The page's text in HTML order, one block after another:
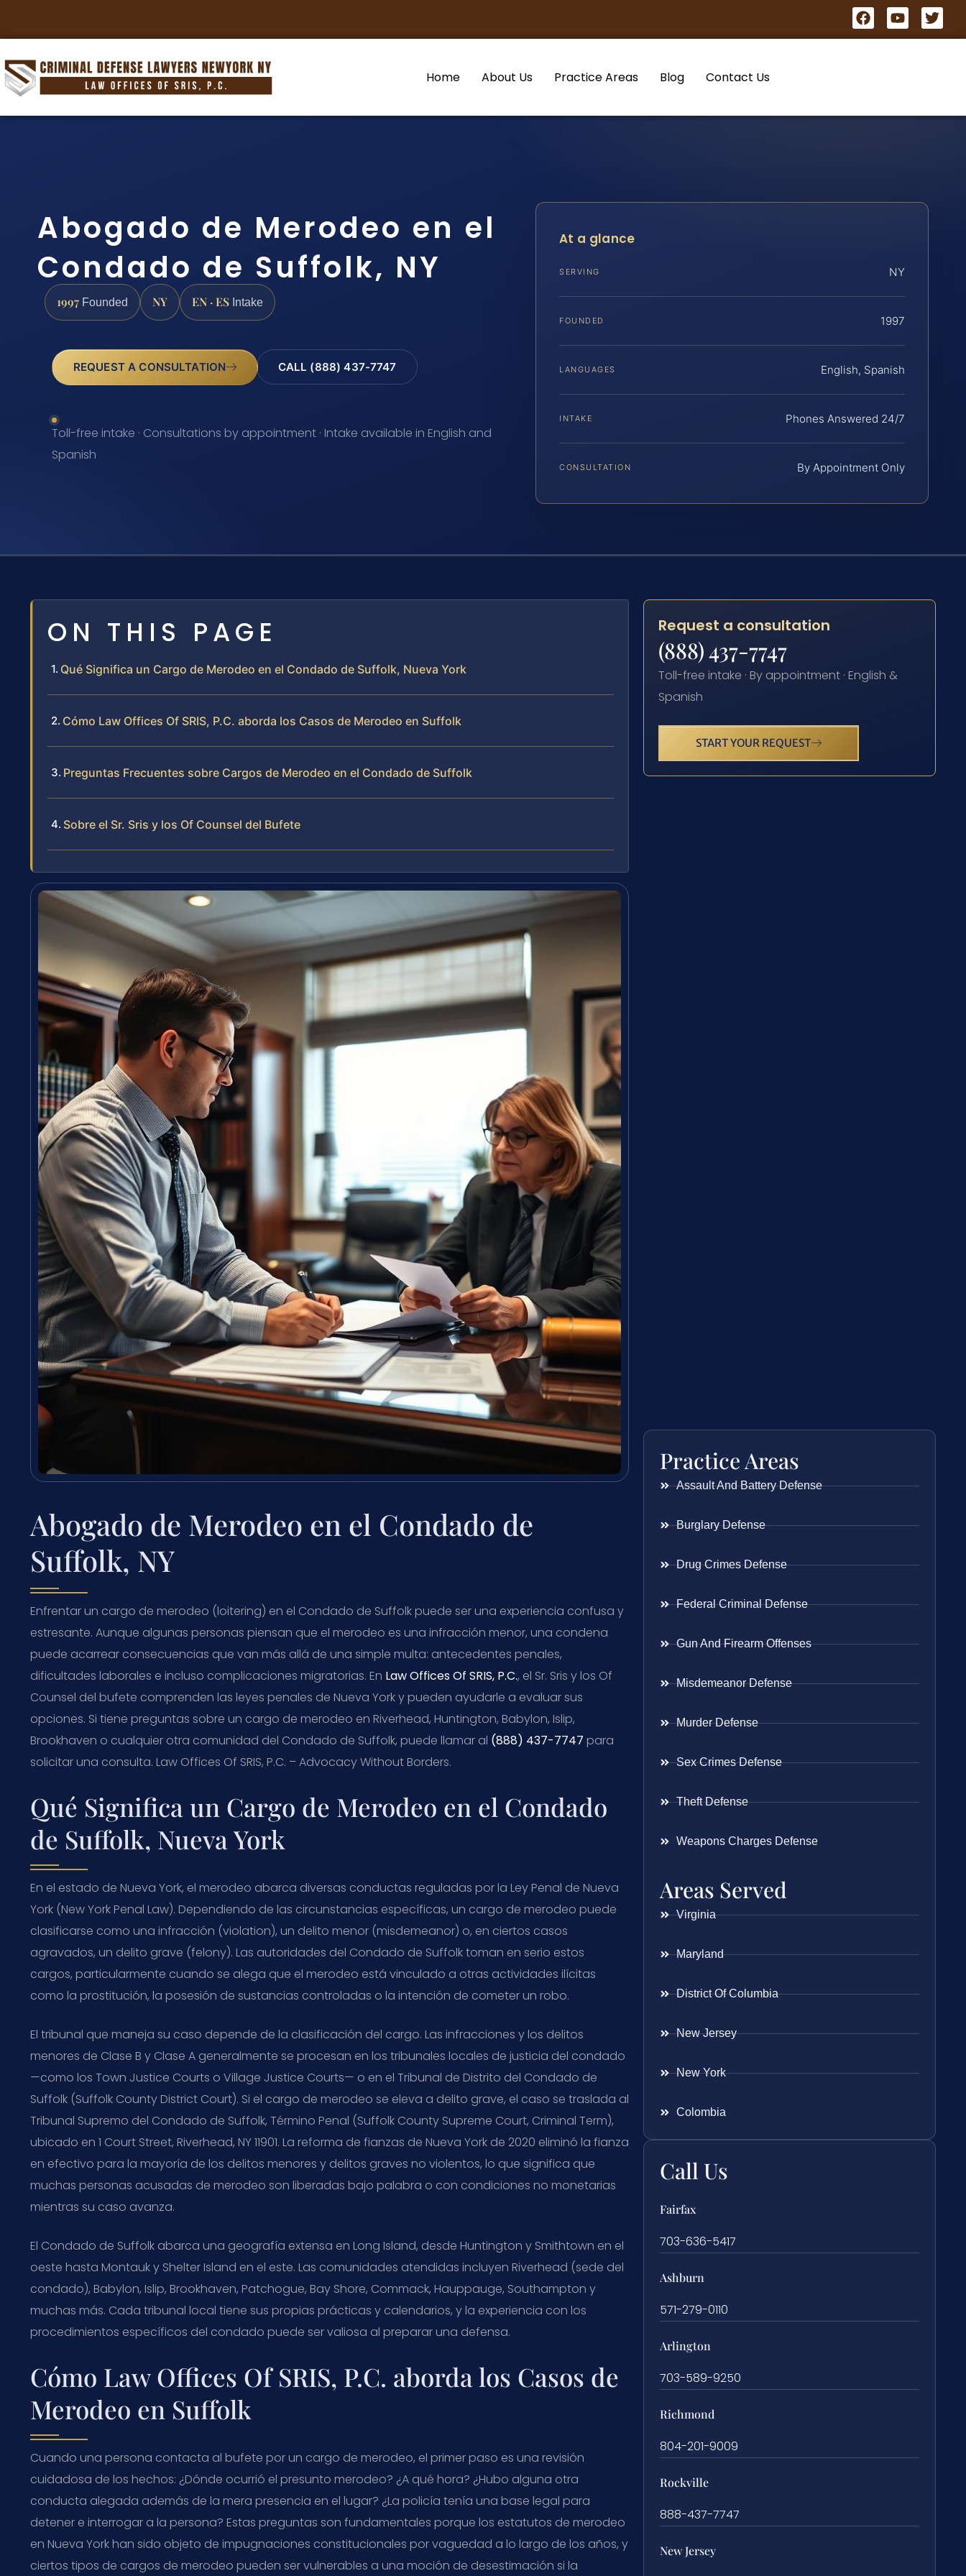
Home About Us Practice Areas Blog Contact Us
Abogado de Merodeo en el
Condado de Suffolk, NY
1997 Founded NY EN · ES Intake
REQUEST A CONSULTATION CALL (888) 437-7747
Toll-free intake · Consultations by appointment · Intake available in English and
Spanish
At a glance
SERVING NY
FOUNDED 1997
LANGUAGES English, Spanish
INTAKE Phones Answered 24/7
CONSULTATION By Appointment Only
ON THIS PAGE
Qué Significa un Cargo de Merodeo en el Condado de Suffolk, Nueva York
Cómo Law Offices Of SRIS, P.C. aborda los Casos de Merodeo en Suffolk
Preguntas Frecuentes sobre Cargos de Merodeo en el Condado de Suffolk
Sobre el Sr. Sris y los Of Counsel del Bufete
Abogado de Merodeo en el Condado de
Suffolk, NY
Enfrentar un cargo de merodeo (loitering) en el Condado de Suffolk puede ser una experiencia confusa y
estresante. Aunque algunas personas piensan que el merodeo es una infracción menor, una condena
puede acarrear consecuencias que van más allá de una simple multa: antecedentes penales,
dificultades laborales e incluso complicaciones migratorias. En Law Offices Of SRIS, P.C., el Sr. Sris y los Of
Counsel del bufete comprenden las leyes penales de Nueva York y pueden ayudarle a evaluar sus
opciones. Si tiene preguntas sobre un cargo de merodeo en Riverhead, Huntington, Babylon, Islip,
Brookhaven o cualquier otra comunidad del Condado de Suffolk, puede llamar al (888) 437-7747 para
solicitar una consulta. Law Offices Of SRIS, P.C. – Advocacy Without Borders.
Qué Significa un Cargo de Merodeo en el Condado
de Suffolk, Nueva York
En el estado de Nueva York, el merodeo abarca diversas conductas reguladas por la Ley Penal de Nueva
York (New York Penal Law). Dependiendo de las circunstancias específicas, un cargo de merodeo puede
clasificarse como una infracción (violation), un delito menor (misdemeanor) o, en ciertos casos
agravados, un delito grave (felony). Las autoridades del Condado de Suffolk toman en serio estos
cargos, particularmente cuando se alega que el merodeo está vinculado a otras actividades ilícitas
como la prostitución, la posesión de sustancias controladas o la intención de cometer un robo.
El tribunal que maneja su caso depende de la clasificación del cargo. Las infracciones y los delitos
menores de Clase B y Clase A generalmente se procesan en los tribunales locales de justicia del condado
—como los Town Justice Courts o Village Justice Courts— o en el Tribunal de Distrito del Condado de
Suffolk (Suffolk County District Court). Si el cargo de merodeo se eleva a delito grave, el caso se traslada al
Tribunal Supremo del Condado de Suffolk, Término Penal (Suffolk County Supreme Court, Criminal Term),
ubicado en 1 Court Street, Riverhead, NY 11901. La reforma de fianzas de Nueva York de 2020 eliminó la fianza
en efectivo para la mayoría de los delitos menores y delitos graves no violentos, lo que significa que
muchas personas acusadas de merodeo son liberadas bajo palabra o con condiciones no monetarias
mientras su caso avanza.
El Condado de Suffolk abarca una geografía extensa en Long Island, desde Huntington y Smithtown en el
oeste hasta Montauk y Shelter Island en el este. Las comunidades atendidas incluyen Riverhead (sede del
condado), Babylon, Islip, Brookhaven, Patchogue, Bay Shore, Commack, Hauppauge, Southampton y
muchas más. Cada tribunal local tiene sus propias prácticas y calendarios, y la experiencia con los
procedimientos específicos del condado puede ser valiosa al preparar una defensa.
Cómo Law Offices Of SRIS, P.C. aborda los Casos de
Merodeo en Suffolk
Cuando una persona contacta al bufete por un cargo de merodeo, el primer paso es una revisión
cuidadosa de los hechos: ¿Dónde ocurrió el presunto merodeo? ¿A qué hora? ¿Hubo alguna otra
conducta alegada además de la mera presencia en el lugar? ¿La policía tenía una base legal para
detener e interrogar a la persona? Estas preguntas son fundamentales porque los estatutos de merodeo
en Nueva York han sido objeto de impugnaciones constitucionales por vaguedad a lo largo de los años, y
ciertos tipos de cargos de merodeo pueden ser vulnerables a una moción de desestimación si la
Request a consultation
(888) 437-7747
Toll-free intake · By appointment · English &
Spanish
START YOUR REQUEST
Practice Areas
Assault And Battery Defense
Burglary Defense
Drug Crimes Defense
Federal Criminal Defense
Gun And Firearm Offenses
Misdemeanor Defense
Murder Defense
Sex Crimes Defense
Theft Defense
Weapons Charges Defense
Areas Served
Virginia
Maryland
District Of Columbia
New Jersey
New York
Colombia
Call Us
Fairfax
703-636-5417
Ashburn
571-279-0110
Arlington
703-589-9250
Richmond
804-201-9009
Rockville
888-437-7747
New Jersey